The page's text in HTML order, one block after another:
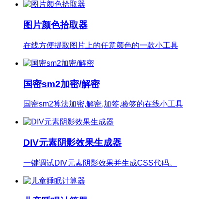
图片颜色拾取器
在线方便提取图片上的任意颜色的一款小工具
国密sm2加密/解密
国密sm2算法加密,解密,加签,验签的在线小工具
DIV元素阴影效果生成器
一键调试DIV元素阴影效果并生成CSS代码。